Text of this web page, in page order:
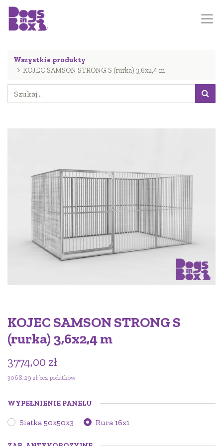
Wszystkie produkty
KOJEC SAMSON STRONG S (rurka) 3,6x2,4 m
KOJEC SAMSON STRONG S
(rurka) 3,6x2,4 m
3774,00 zł
3068,29 zł bez podatków
WYPEŁNIENIE PANELU
Siatka 50x50x3 Rura 16x1